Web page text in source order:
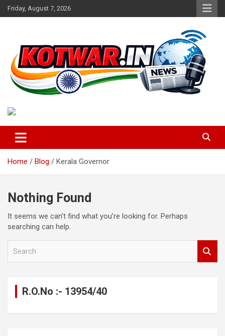
Skip
to
Friday, August 7, 2026
kotwar.in
Home Blog Kerala Governor
Nothing Found
It seems we can’t find what you’re looking for. Perhaps
searching can help.
R.O.No :- 13954/40